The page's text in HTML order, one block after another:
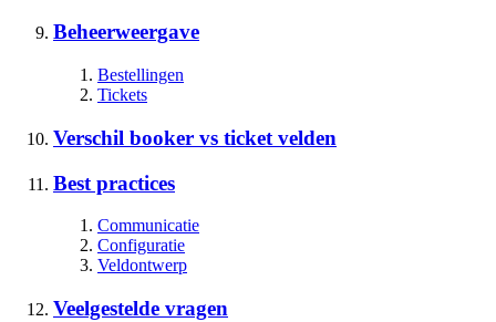
Beheerweergave
Bestellingen
Tickets
Verschil booker vs ticket velden
Best practices
Communicatie
Configuratie
Veldontwerp
Veelgestelde vragen